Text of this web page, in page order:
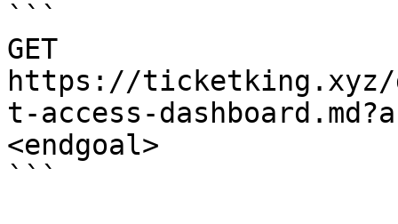
```
GET
https://ticketking.xyz/
t-access-
<endgoal>
```